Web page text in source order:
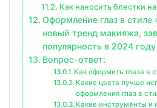
Как наносить блестки
Оформление глаз в стиле
новый тренд макияжа,
популярность в 2024 году
Вопрос-ответ:
Как оформить глаза в
Какие цвета лучше
оформления глаз в
Какие инструменты